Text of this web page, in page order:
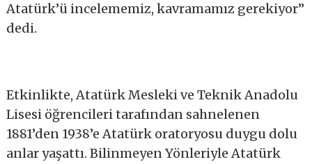
Atatürk’ü incelememiz, kavramamız gerekiyor’’
dedi.
Etkinlikte, Atatürk Mesleki ve Teknik Anadolu
Lisesi öğrencileri tarafından sahnelenen
1881’den 1938’e Atatürk oratoryosu duygu dolu
anlar yaşattı. Bilinmeyen Yönleriyle Atatürk